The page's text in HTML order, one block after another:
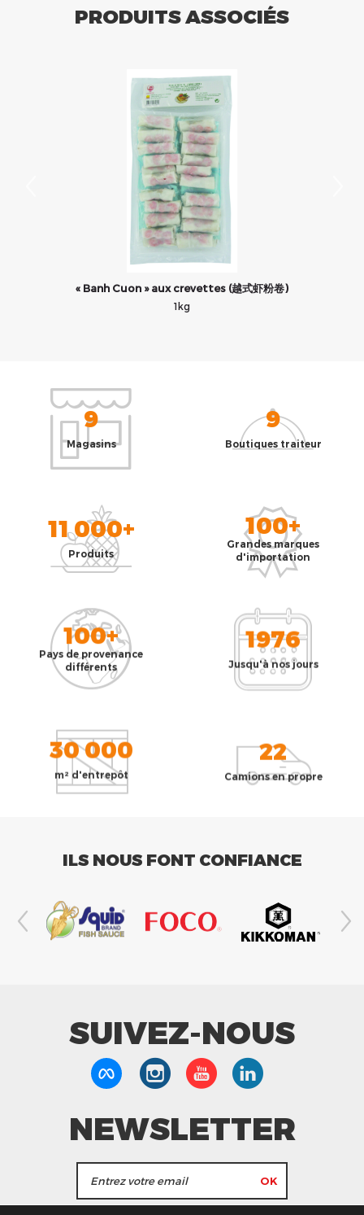
PRODUITS ASSOCIÉS
« Banh Cuon » aux crevettes (越式虾粉卷)
1kg
9
Magasins
9
Boutiques traiteur
11 000+
Produits
100+
Grandes marques
d'importation
100+
Pays de provenance
différents
1976
Jusqu'à nos jours
30 000
m² d'entrepôt
22
Camions en propre
ILS NOUS FONT CONFIANCE
SUIVEZ-NOUS
NEWSLETTER